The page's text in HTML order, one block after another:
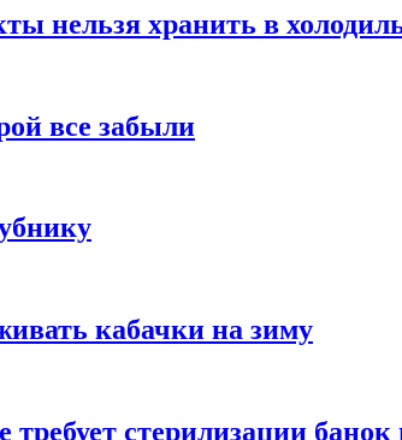
нельзя хранить в
все забыли
кабачки на зиму
стерилизации банок